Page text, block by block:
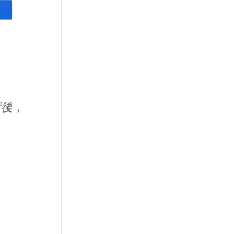
，